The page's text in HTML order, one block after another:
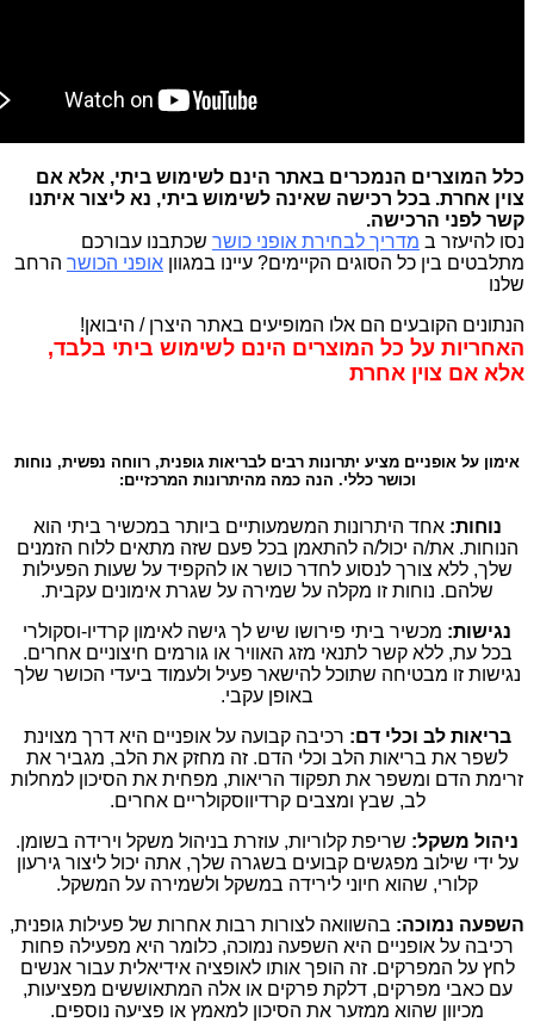
כלל המוצרים הנמכרים באתר הינם לשימוש ביתי, אלא אם
צוין אחרת. בכל רכישה שאינה לשימוש ביתי, נא ליצור איתנו
קשר לפני הרכישה.
נסו להיעזר ב מדריך לבחירת אופני כושר שכתבנו עבורכם
מתלבטים בין כל הסוגים הקיימים? עיינו במגוון אופני הכושר הרחב
שלנו
הנתונים הקובעים הם אלו המופיעים באתר היצרן / היבואן!
האחריות על כל המוצרים הינם לשימוש ביתי בלבד,
אלא אם צוין אחרת
אימון על אופניים מציע יתרונות רבים לבריאות גופנית, רווחה נפשית, נוחות
וכושר כללי. הנה כמה מהיתרונות המרכזיים:
נוחות: אחד היתרונות המשמעותיים ביותר במכשיר ביתי הוא
הנוחות. את/ה יכול/ה להתאמן בכל פעם שזה מתאים ללוח הזמנים
שלך, ללא צורך לנסוע לחדר כושר או להקפיד על שעות הפעילות
שלהם. נוחות זו מקלה על שמירה על שגרת אימונים עקבית.
נגישות: מכשיר ביתי פירושו שיש לך גישה לאימון קרדיו-וסקולרי
בכל עת, ללא קשר לתנאי מזג האוויר או גורמים חיצוניים אחרים.
נגישות זו מבטיחה שתוכל להישאר פעיל ולעמוד ביעדי הכושר שלך
באופן עקבי.
בריאות לב וכלי דם: רכיבה קבועה על אופניים היא דרך מצוינת
לשפר את בריאות הלב וכלי הדם. זה מחזק את הלב, מגביר את
זרימת הדם ומשפר את תפקוד הריאות, מפחית את הסיכון למחלות
לב, שבץ ומצבים קרדיווסקולריים אחרים.
ניהול משקל: שריפת קלוריות, עוזרת בניהול משקל וירידה בשומן.
על ידי שילוב מפגשים קבועים בשגרה שלך, אתה יכול ליצור גירעון
קלורי, שהוא חיוני לירידה במשקל ולשמירה על המשקל.
השפעה נמוכה: בהשוואה לצורות רבות אחרות של פעילות גופנית,
רכיבה על אופניים היא השפעה נמוכה, כלומר היא מפעילה פחות
לחץ על המפרקים. זה הופך אותו לאופציה אידיאלית עבור אנשים
עם כאבי מפרקים, דלקת פרקים או אלה המתאוששים מפציעות,
מכיוון שהוא ממזער את הסיכון למאמץ או פציעה נוספים.